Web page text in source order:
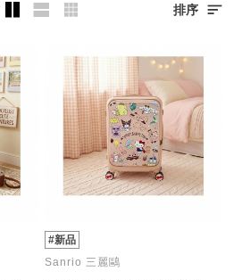
排序
#新品
Sanrio 三麗鷗